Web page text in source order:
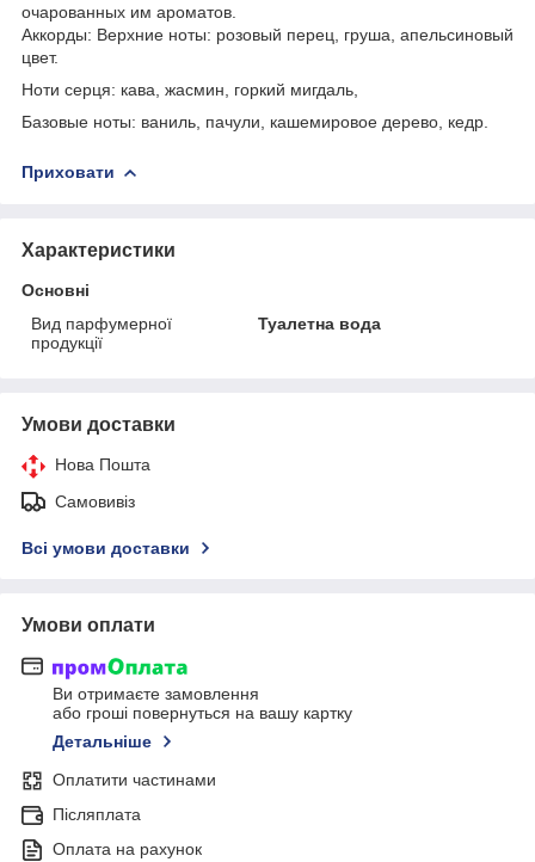
очарованных им ароматов.
Аккорды: Верхние ноты: розовый перец, груша, апельсиновый
цвет.
Ноти серця: кава, жасмин, горкий мигдаль,
Базовые ноты: ваниль, пачули, кашемировое дерево, кедр.
Приховати
Характеристики
Основні
Вид парфумерної
продукції
Туалетна вода
Умови доставки
Нова Пошта
Самовивіз
Всі умови доставки
Умови оплати
Ви отримаєте замовлення
або гроші повернуться на вашу картку
Детальніше
Оплатити частинами
Післяплата
Оплата на рахунок